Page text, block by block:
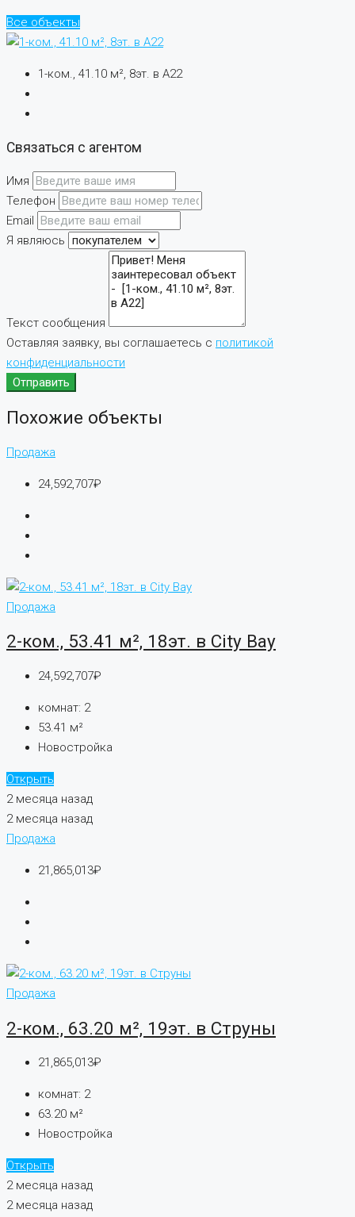
Все объекты
1-ком., 41.10 м², 8эт. в А22
Связаться с агентом
Имя
Телефон
Email
Я являюсь
Текст сообщения
Оставляя заявку, вы соглашаетесь с политикой
конфиденциальности
Отправить
Похожие объекты
Продажа
24,592,707₽
Продажа
2-ком., 53.41 м², 18эт. в City Bay
24,592,707₽
комнат: 2
53.41 м²
Новостройка
Открыть
2 месяца назад
2 месяца назад
Продажа
21,865,013₽
Продажа
2-ком., 63.20 м², 19эт. в Струны
21,865,013₽
комнат: 2
63.20 м²
Новостройка
Открыть
2 месяца назад
2 месяца назад